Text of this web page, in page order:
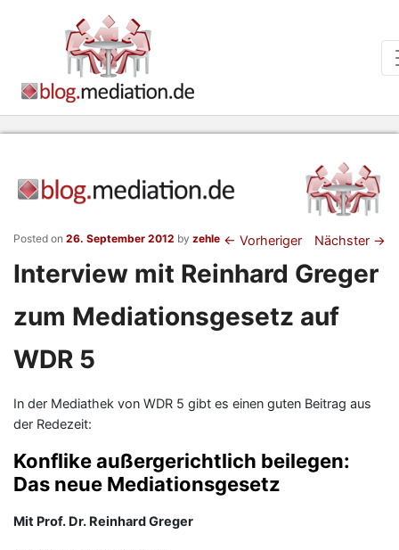
← Vorheriger Nächster →
Interview mit Reinhard Greger
zum Mediationsgesetz auf
WDR 5
Posted on 26. September 2012 by zehle
In der Mediathek von WDR 5 gibt es einen guten Beitrag aus
der Redezeit:
Konflike außergerichtlich beilegen:
Das neue Mediationsgesetz
Mit Prof. Dr. Reinhard Greger